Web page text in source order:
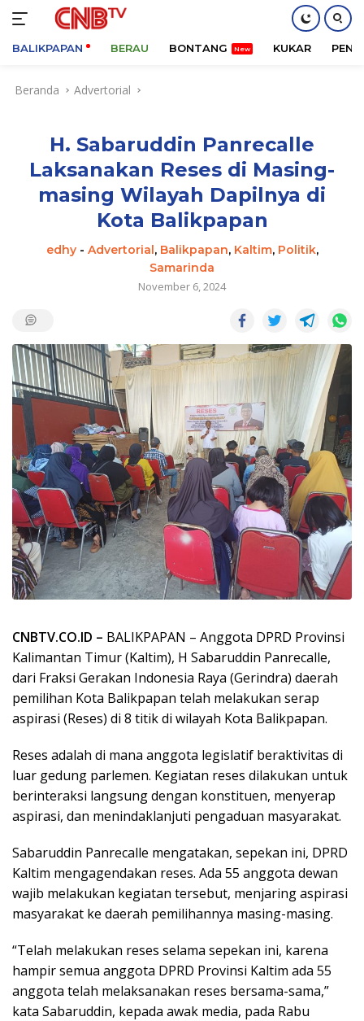
BALIKPAPAN BERAU BONTANG KUKAR
Beranda Advertorial
H. Sabaruddin Panrecalle
Laksanakan Reses di Masing-
masing Wilayah Dapilnya di
Kota Balikpapan
edhy- Advertorial, Balikpapan, Kaltim, Politik,
Samarinda
November 6, 2024
CNBTV.CO.ID – BALIKPAPAN – Anggota DPRD Provinsi
Kalimantan Timur (Kaltim), H Sabaruddin Panrecalle,
dari Fraksi Gerakan Indonesia Raya (Gerindra) daerah
pemilihan Kota Balikpapan telah melakukan serap
aspirasi (Reses) di 8 titik di wilayah Kota Balikpapan.
Reses adalah di mana anggota legislatif beraktivitas di
luar gedung parlemen. Kegiatan reses dilakukan untuk
berinteraksi langsung dengan konstituen, menyerap
aspirasi, dan menindaklanjuti pengaduan masyarakat.
Sabaruddin Panrecalle mengatakan, sepekan ini, DPRD
Kaltim mengagendakan reses. Ada 55 anggota dewan
wajib melakukan kegiatan tersebut, menjaring aspirasi
masyarakat ke daerah pemilihannya masing-masing.
“Telah melakukan reses selama sepekan ini, karena
hampir semua anggota DPRD Provinsi Kaltim ada 55
anggota telah melaksanakan reses bersama-sama,”
kata Sabaruddin, kepada awak media, pada Rabu